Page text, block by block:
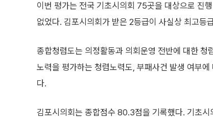
이번 평가는 전국 기초시의회 75곳을 대상으로 진
없었다. 김포시의회가 받은 2등급이 사실상 최고등
종합청렴도는 의정활동과 의회운영 전반에 대한 청
노력을 평가하는 청렴노력도, 부패사건 발생 여부
다.
김포시의회는 종합점수 80.3점을 기록했다. 기초